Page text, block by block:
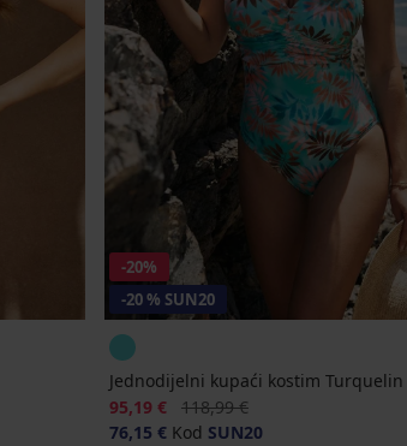
-20%
-20 % SUN20
Jednodijelni kupaći kostim Turquelin
Popust
95,19 € Prvobitna cijena
118,99 €
76,15 €Kod SUN20